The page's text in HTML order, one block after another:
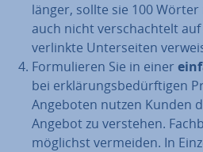
länger, sollte sie 100
auch nicht ver­schach­telt auf
verlinkte Un­ter­sei­ten
For­mu­lie­ren Sie in einer
bei er­klä­rungs­be­dürf­ti­gen
Angeboten nutzen Kunden
Angebot zu verstehen.
möglichst vermeiden. In